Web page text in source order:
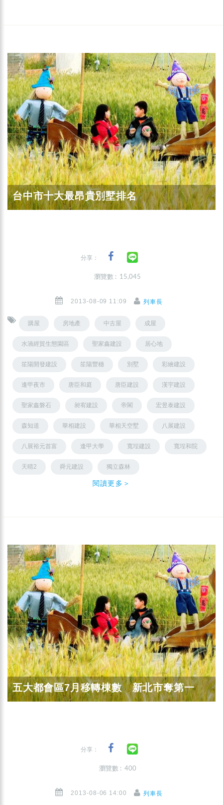
台中市十大最昂貴別墅排名
分享：
瀏覽數 : 15,045
2013-08-09 11:09 列車長
購屋 房地產 中古屋 成屋
水湳經貿生態園區 聖家鑫建設 居心地
笙陽開發建設 笙陽豐穗 別墅 彩繪建設
逢甲夜市 唐臣和庭 唐臣建設 漢宇建設
聖家鑫磐石 昶宥建設 帝閣 宏昱泰建設
森知道 華相建設 華相天空墅 八展建設
八展裕元首富 逢甲大學 寬埕建設 寬埕和院
天晴2 舜元建設 獨立森林
閱讀更多＞
五大都會區7月移轉棟數 新北市奪第一
分享：
瀏覽數 : 400
2013-08-06 14:00 列車長